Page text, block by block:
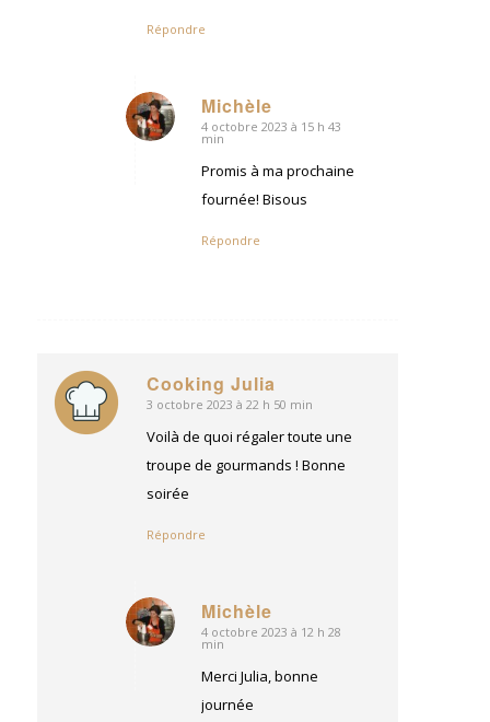
Répondre
Michèle
dit
4 octobre 2023 à 15 h 43
min
Promis à ma prochaine
fournée! Bisous
Répondre
Cooking Julia
dit
:
3 octobre 2023 à 22 h 50 min
Voilà de quoi régaler toute une
troupe de gourmands ! Bonne
soirée
Répondre
Michèle
dit
4 octobre 2023 à 12 h 28
min
Merci Julia, bonne
journée